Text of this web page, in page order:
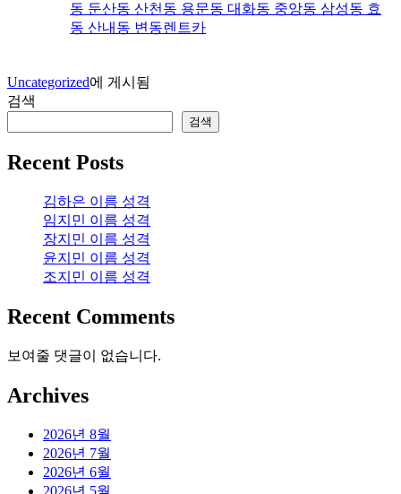
동 둔산동 산천동 용문동 대화동 중앙동 삼성동 효
동 산내동 변동렌트카
Uncategorized에 게시됨
검색
검색
Recent Posts
김하은 이름 성격
임지민 이름 성격
장지민 이름 성격
윤지민 이름 성격
조지민 이름 성격
Recent Comments
보여줄 댓글이 없습니다.
Archives
2026년 8월
2026년 7월
2026년 6월
2026년 5월